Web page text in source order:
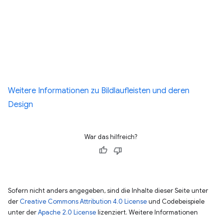
Weitere Informationen zu Bildlaufleisten und deren
Design
War das hilfreich?
Sofern nicht anders angegeben, sind die Inhalte dieser Seite unter
der Creative Commons Attribution 4.0 Licenseund Codebeispiele
unter derApache 2.0 Licenselizenziert. Weitere Informationen